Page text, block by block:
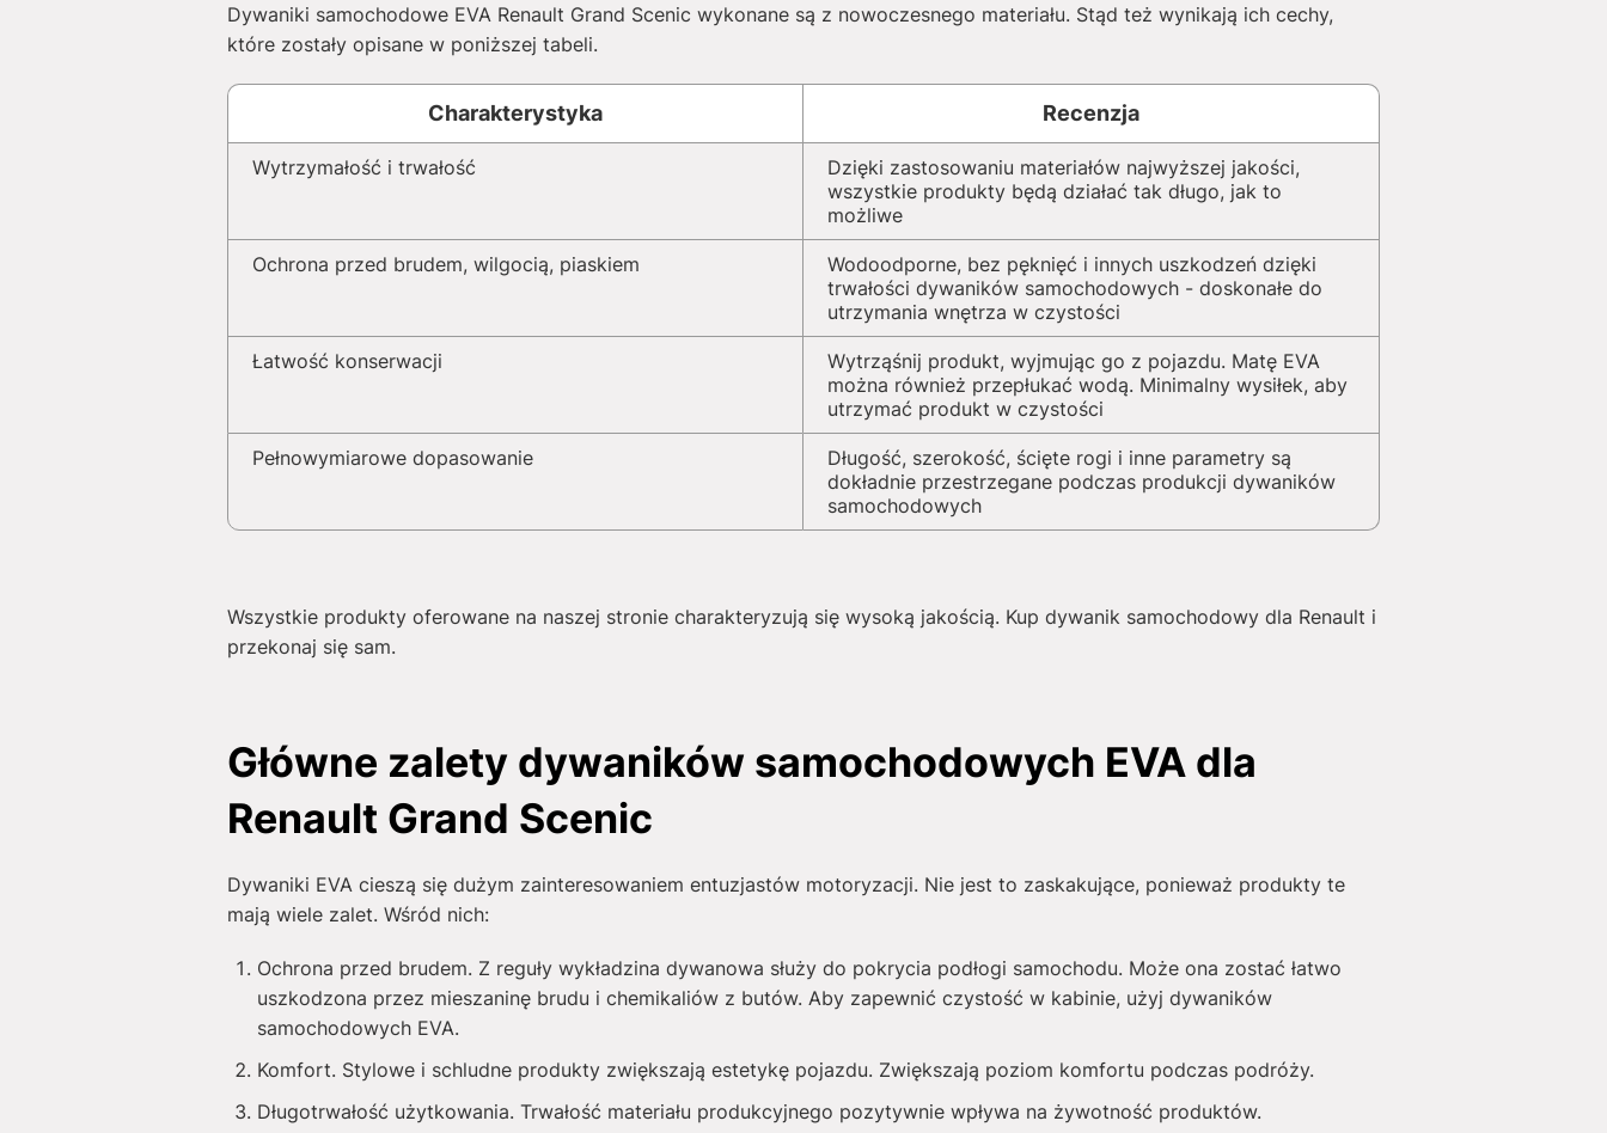
Dywaniki samochodowe EVA Renault Grand Scenic wykonane są z nowoczesnego materiału. Stąd też wynikają ich cechy,
które zostały opisane w poniższej tabeli.
Charakterystyka Recenzja
Wytrzymałość i trwałość
Dzięki zastosowaniu materiałów najwyższej jakości,
wszystkie produkty będą działać tak długo, jak to
możliwe
Ochrona przed brudem, wilgocią, piaskiem
Wodoodporne, bez pęknięć i innych uszkodzeń dzięki
trwałości dywaników samochodowych - doskonałe do
utrzymania wnętrza w czystości
Łatwość konserwacji
Wytrząśnij produkt, wyjmując go z pojazdu. Matę EVA
można również przepłukać wodą. Minimalny wysiłek, aby
utrzymać produkt w czystości
Pełnowymiarowe dopasowanie
Długość, szerokość, ścięte rogi i inne parametry są
dokładnie przestrzegane podczas produkcji dywaników
samochodowych
Wszystkie produkty oferowane na naszej stronie charakteryzują się wysoką jakością. Kup dywanik samochodowy dla Renault i
przekonaj się sam.
Główne zalety dywaników samochodowych EVA dla
Renault Grand Scenic
Dywaniki EVA cieszą się dużym zainteresowaniem entuzjastów motoryzacji. Nie jest to zaskakujące, ponieważ produkty te
mają wiele zalet. Wśród nich:
Ochrona przed brudem. Z reguły wykładzina dywanowa służy do pokrycia podłogi samochodu. Może ona zostać łatwo
uszkodzona przez mieszaninę brudu i chemikaliów z butów. Aby zapewnić czystość w kabinie, użyj dywaników
samochodowych EVA.
Komfort. Stylowe i schludne produkty zwiększają estetykę pojazdu. Zwiększają poziom komfortu podczas podróży.
Długotrwałość użytkowania. Trwałość materiału produkcyjnego pozytywnie wpływa na żywotność produktów.